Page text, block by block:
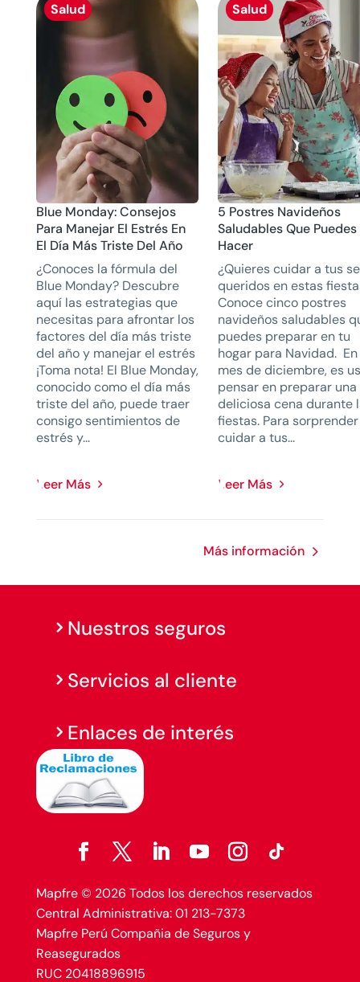
Salud
Blue Monday: Consejos
Para Manejar El Estrés En
El Día Más Triste Del Año
¿Conoces la fórmula del
Blue Monday? Descubre
aquí las estrategias que
necesitas para afrontar los
factores del día más triste
del año y manejar el estrés
¡Toma nota! El Blue Monday,
conocido como el día más
triste del año, puede traer
consigo sentimientos de
estrés y...
Leer Más
Salud
5 Postres Navideños
Saludables Que Puedes
Hacer
¿Quieres cuidar a tus
queridos en estas
Conoce cinco postres
navideños saludables
puedes preparar en tu
hogar para Navidad.
mes de diciembre, es
pensar en preparar una
deliciosa cena durante
fiestas. Para
cuidar a tus...
Leer Más
Más información
Nuestros seguros
Servicios al cliente
Enlaces de interés
Mapfre © 2026 Todos los derechos reservados
Central Administrativa: 01 213-7373
Mapfre Perú Compañia de Seguros y
Reasegurados
RUC 20418896915